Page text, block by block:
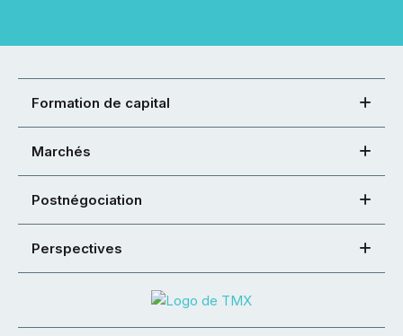
Formation de capital
Marchés
Postnégociation
Perspectives